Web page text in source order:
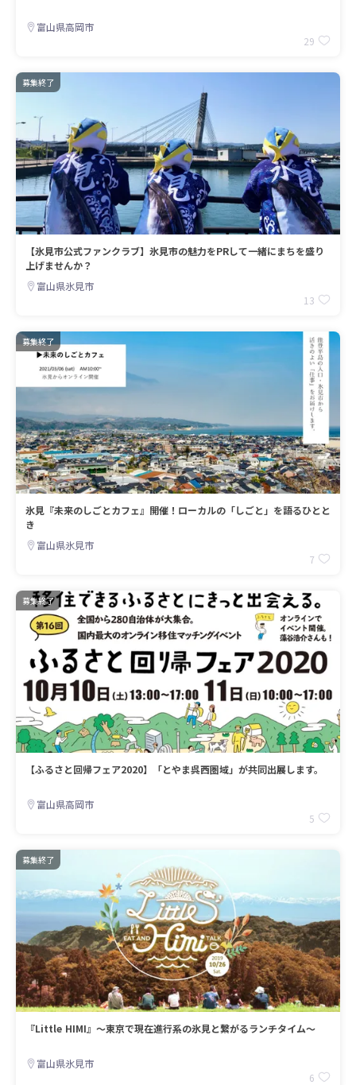
富山県高岡市
29
募集終了
【氷見市公式ファンクラブ】氷見市の魅力をPRして一緒にまちを盛り
上げませんか？
富山県氷見市
13
募集終了
氷見『未来のしごとカフェ』開催！ローカルの「しごと」を語るひとと
き
富山県氷見市
7
募集終了
【ふるさと回帰フェア2020】「とやま呉西圏域」が共同出展します。
富山県高岡市
5
募集終了
『Little HIMI』～東京で現在進行系の氷見と繋がるランチタイム～
富山県氷見市
6